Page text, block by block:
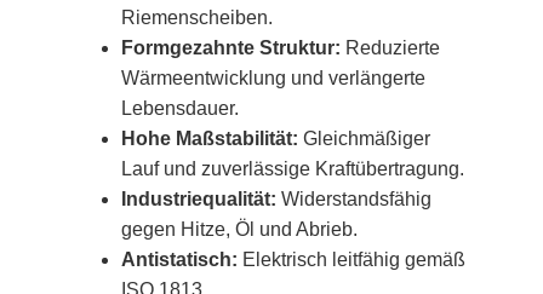
Riemenscheiben.
Formgezahnte Struktur: Reduzierte
Wärmeentwicklung und verlängerte
Lebensdauer.
Hohe Maßstabilität: Gleichmäßiger
Lauf und zuverlässige Kraftübertragung.
Industriequalität: Widerstandsfähig
gegen Hitze, Öl und Abrieb.
Antistatisch: Elektrisch leitfähig gemäß